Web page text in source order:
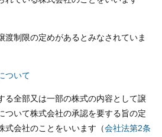
渡制限の定めがあるとみなされていま
ついて
る全部又は一部の株式の内容として譲
ついて株式会社の承認を要する旨の定
式会社のことをいいます（会社法第2条